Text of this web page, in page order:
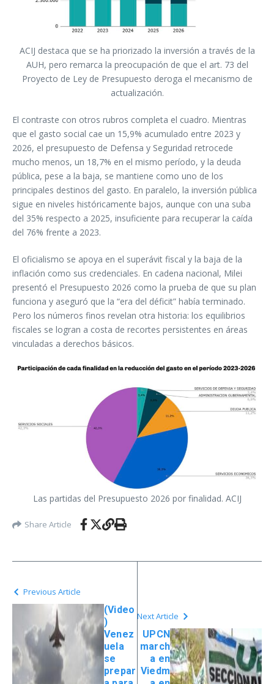
ACIJ destaca que se ha priorizado la inversión a través de la
AUH, pero remarca la preocupación de que el art. 73 del
Proyecto de Ley de Presupuesto deroga el mecanismo de
actualización.
El contraste con otros rubros completa el cuadro. Mientras
que el gasto social cae un 15,9% acumulado entre 2023 y
2026, el presupuesto de Defensa y Seguridad retrocede
mucho menos, un 18,7% en el mismo período, y la deuda
pública, pese a la baja, se mantiene como uno de los
principales destinos del gasto. En paralelo, la inversión pública
sigue en niveles históricamente bajos, aunque con una suba
del 35% respecto a 2025, insuficiente para recuperar la caída
del 76% frente a 2023.
El oficialismo se apoya en el superávit fiscal y la baja de la
inflación como sus credenciales. En cadena nacional, Milei
presentó el Presupuesto 2026 como la prueba de que su plan
funciona y aseguró que la “era del déficit” había terminado.
Pero los números finos revelan otra historia: los equilibrios
fiscales se logran a costa de recortes persistentes en áreas
vinculadas a derechos básicos.
Las partidas del Presupuesto 2026 por finalidad. ACIJ
Share Article
Previous Article
(Video
)
Venez
uela
se
prepar
Next Article
UPCN
march
a en
Viedm